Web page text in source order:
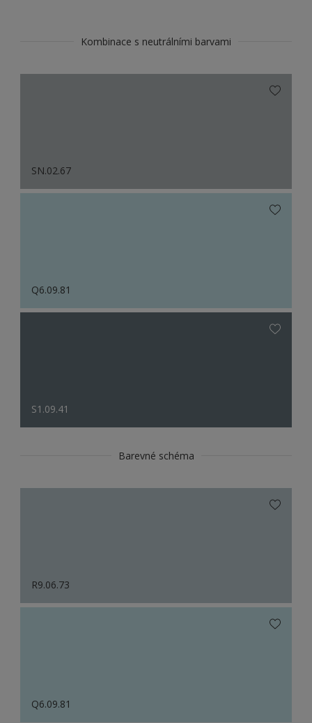
Kombinace s neutrálními barvami
SN.02.67
Q6.09.81
S1.09.41
Barevné schéma
R9.06.73
Q6.09.81